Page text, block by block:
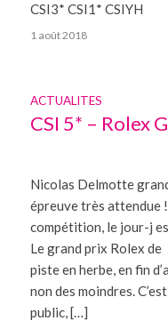
CSI3* CSI1* CSIYH
1 août 2018
ACTUALITES
CSI 5* – Rolex
Nicolas Delmotte
épreuve très attendue
compétition, le jour-j
Le grand prix Rolex
piste en herbe, en fin
non des moindres.
public, […]